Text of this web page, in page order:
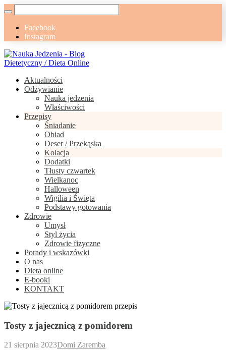
Facebook
Instagram
Aktualności
Odżywianie
Nauka jedzenia
Właściwości
Przepisy
Śniadanie
Obiad
Deser / Przekąska
Kolacja
Dodatki
Tłusty czwartek
Wielkanoc
Halloween
Wigilia i Święta
Podstawy gotowania
Zdrowie
Umysł
Styl życia
Zdrowie fizyczne
Porady i wskazówki
O nas
Dieta online
E-booki
KONTAKT
Tosty z jajecznicą z pomidorem
21 sierpnia 2023Domi Zaremba